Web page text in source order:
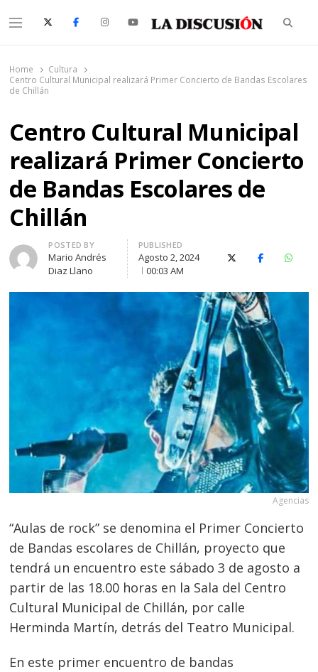
Menu
Home
Cultura
Centro Cultural Municipal realizará Primer Concierto de Bandas Escolares
de Chillán
Centro Cultural Municipal
realizará Primer Concierto
de Bandas Escolares de
Chillán
Author
POSTED BY
Mario Andrés
Diaz Llano
PUBLISHED
Agosto 2, 2024
00:03 AM
X (Twitter)Facebook
Agencias
“Aulas de rock” se denomina el Primer Concierto
de Bandas escolares de Chillán, proyecto que
tendrá un encuentro este sábado 3 de agosto a
partir de las 18.00 horas en la Sala del Centro
Cultural Municipal de Chillán, por calle
Herminda Martín, detrás del Teatro Municipal.
En este primer encuentro de bandas